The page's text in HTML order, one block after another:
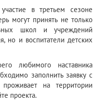
в третьем сезоне
могут принять не только
школ и учреждений
но и воспитатели детских
любимого наставника
заполнить заявку с
на территории
проекта.